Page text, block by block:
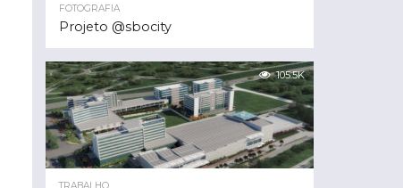
FOTOGRAFIA
Projeto @sbocity
105.5K